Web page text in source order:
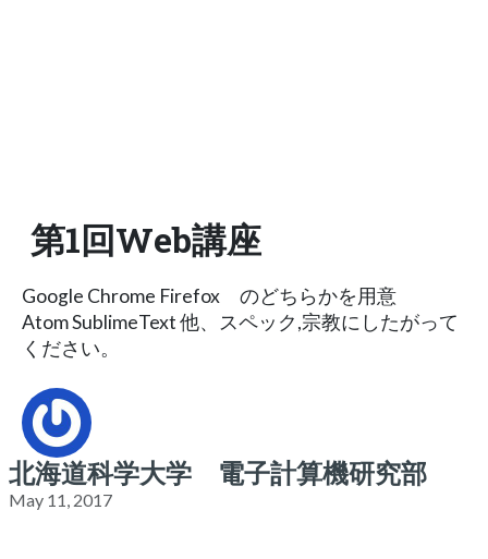
第1回Web講座
Google Chrome Firefox のどちらかを用意
Atom SublimeText 他、スペック,宗教にしたがって
ください。
北海道科学大学 電子計算機研究部
May 11, 2017